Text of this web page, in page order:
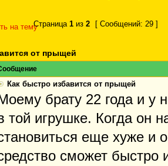
Страница 1 из 2
[ Сообщений: 29 ]
от прыщей
Как быстро избавится от прыщей
брату 22 года и у
той игрушке. Когда он
еще хуже и
сможет быстро